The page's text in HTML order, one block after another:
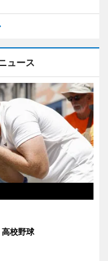
ュース
校野球